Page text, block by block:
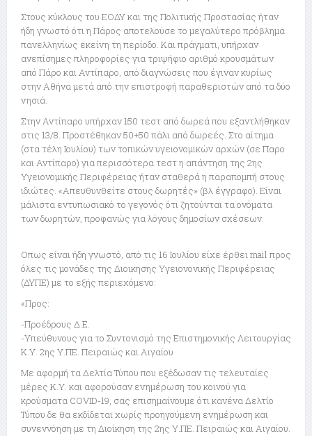
Στους κύκλους του ΕΟΔΥ και της Πολιτικής Προστασίας ήταν
ήδη γνωστό ότι η Πάρος αποτελούσε το μεγαλύτερο πρόβλημα
πανελληνίως εκείνη τη περίοδο. Και πράγματι, υπήρχαν
ανεπίσημες πληροφορίες για τριψήφιο αριθμό κρουσμάτων
από Πάρο και Αντίπαρο, από διαγνώσεις που έγιναν κυρίως
στην Αθήνα μετά από την επιστροφή παραθεριστών από τα δύο
νησιά.
Στην Αντίπαρο υπήρχαν 150 τεστ από δωρεά που εξαντλήθηκαν
στις 13/8. Προστέθηκαν 50+50 πάλι από δωρεές. Στο αίτημα
(στα τέλη Ιουλίου) των τοπικών υγειονομικών αρχών (σε Παρο
και Αντίπαρο) για περισσότερα τεστ η απάντηση της 2ης
Υγειονομικής Περιφέρειας ήταν σταθερά η παραπομπή στους
ιδιώτες. «Απευθυνθείτε στους δωρητές» (βλ έγγραφο). Είναι
μάλιστα εντυπωσιακό το γεγονός ότι ζητούνται τα ονόματα
των δωρητών, προφανώς για λόγους δημοσίων σχέσεων.
Οπως είναι ήδη γνωστό, από τις 16 Ιουλίου είχε έρθει mail προς
όλες τις μονάδες της Διοικησης Υγειονονικής Περιφέρειας
(ΔΥΠΕ) με το εξής περιεχόμενο:
«Προς:
-Προέδρους Δ.Ε.
-Υπεύθυνους για το Συντονισμό της Επιστημονικής Λειτουργίας
Κ.Υ. 2ης Υ.ΠΕ. Πειραιώς και Αιγαίου
Με αφορμή τα Δελτία Τύπου που εξέδωσαν τις τελευταίες
μέρες Κ.Υ. και αφορούσαν ενημέρωση του κοινού για
κρούσματα COVID-19, σας επισημαίνουμε ότι κανένα Δελτίο
Τύπου δε θα εκδίδεται χωρίς προηγούμενη ενημέρωση και
συνεννόηση με τη Διοίκηση της 2ης Υ.ΠΕ. Πειραιώς και Αιγαίου.